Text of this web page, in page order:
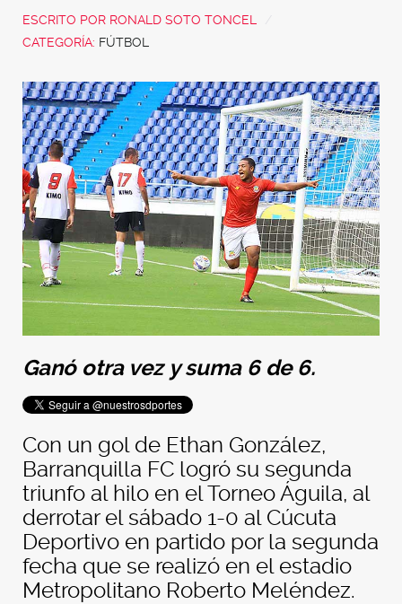
ESCRITO POR RONALD SOTO TONCEL
CATEGORÍA: FÚTBOL
Ganó otra vez y suma 6 de 6.
Con un gol de Ethan González,
Barranquilla FC logró su segunda
triunfo al hilo en el Torneo Águila, al
derrotar el sábado 1-0 al Cúcuta
Deportivo en partido por la segunda
fecha que se realizó en el estadio
Metropolitano Roberto Meléndez.